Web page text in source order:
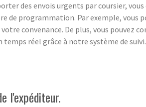
des envois urgents par coursier, vous
de programmation. Par exemple, vous
convenance. De plus, vous pouvez
réel grâce à notre système de suivi.
l'expéditeur.